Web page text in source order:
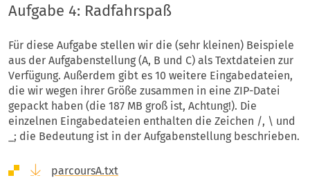
Aufgabe 4: Radfahrspaß
Für diese Aufgabe stellen wir die (sehr kleinen) Beispiele
aus der Aufgabenstellung (A, B und C) als Textdateien zur
Verfügung. Außerdem gibt es 10 weitere Eingabedateien,
die wir wegen ihrer Größe zusammen in eine ZIP-Datei
gepackt haben (die 187 MB groß ist, Achtung!). Die
einzelnen Eingabedateien enthalten die Zeichen /, \ und
_; die Bedeutung ist in der Aufgabenstellung beschrieben.
parcoursA.txt